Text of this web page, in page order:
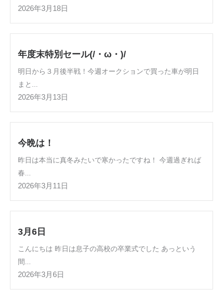
2026年3月18日
年度末特別セール(/・ω・)/
明日から３月後半戦！今週オークションで買った車が明日
まと...
2026年3月13日
今晩は！
昨日は本当に真冬みたいで寒かったですね！ 今週過ぎれば
春...
2026年3月11日
3月6日
こんにちは 昨日は息子の高校の卒業式でした あっという
間...
2026年3月6日